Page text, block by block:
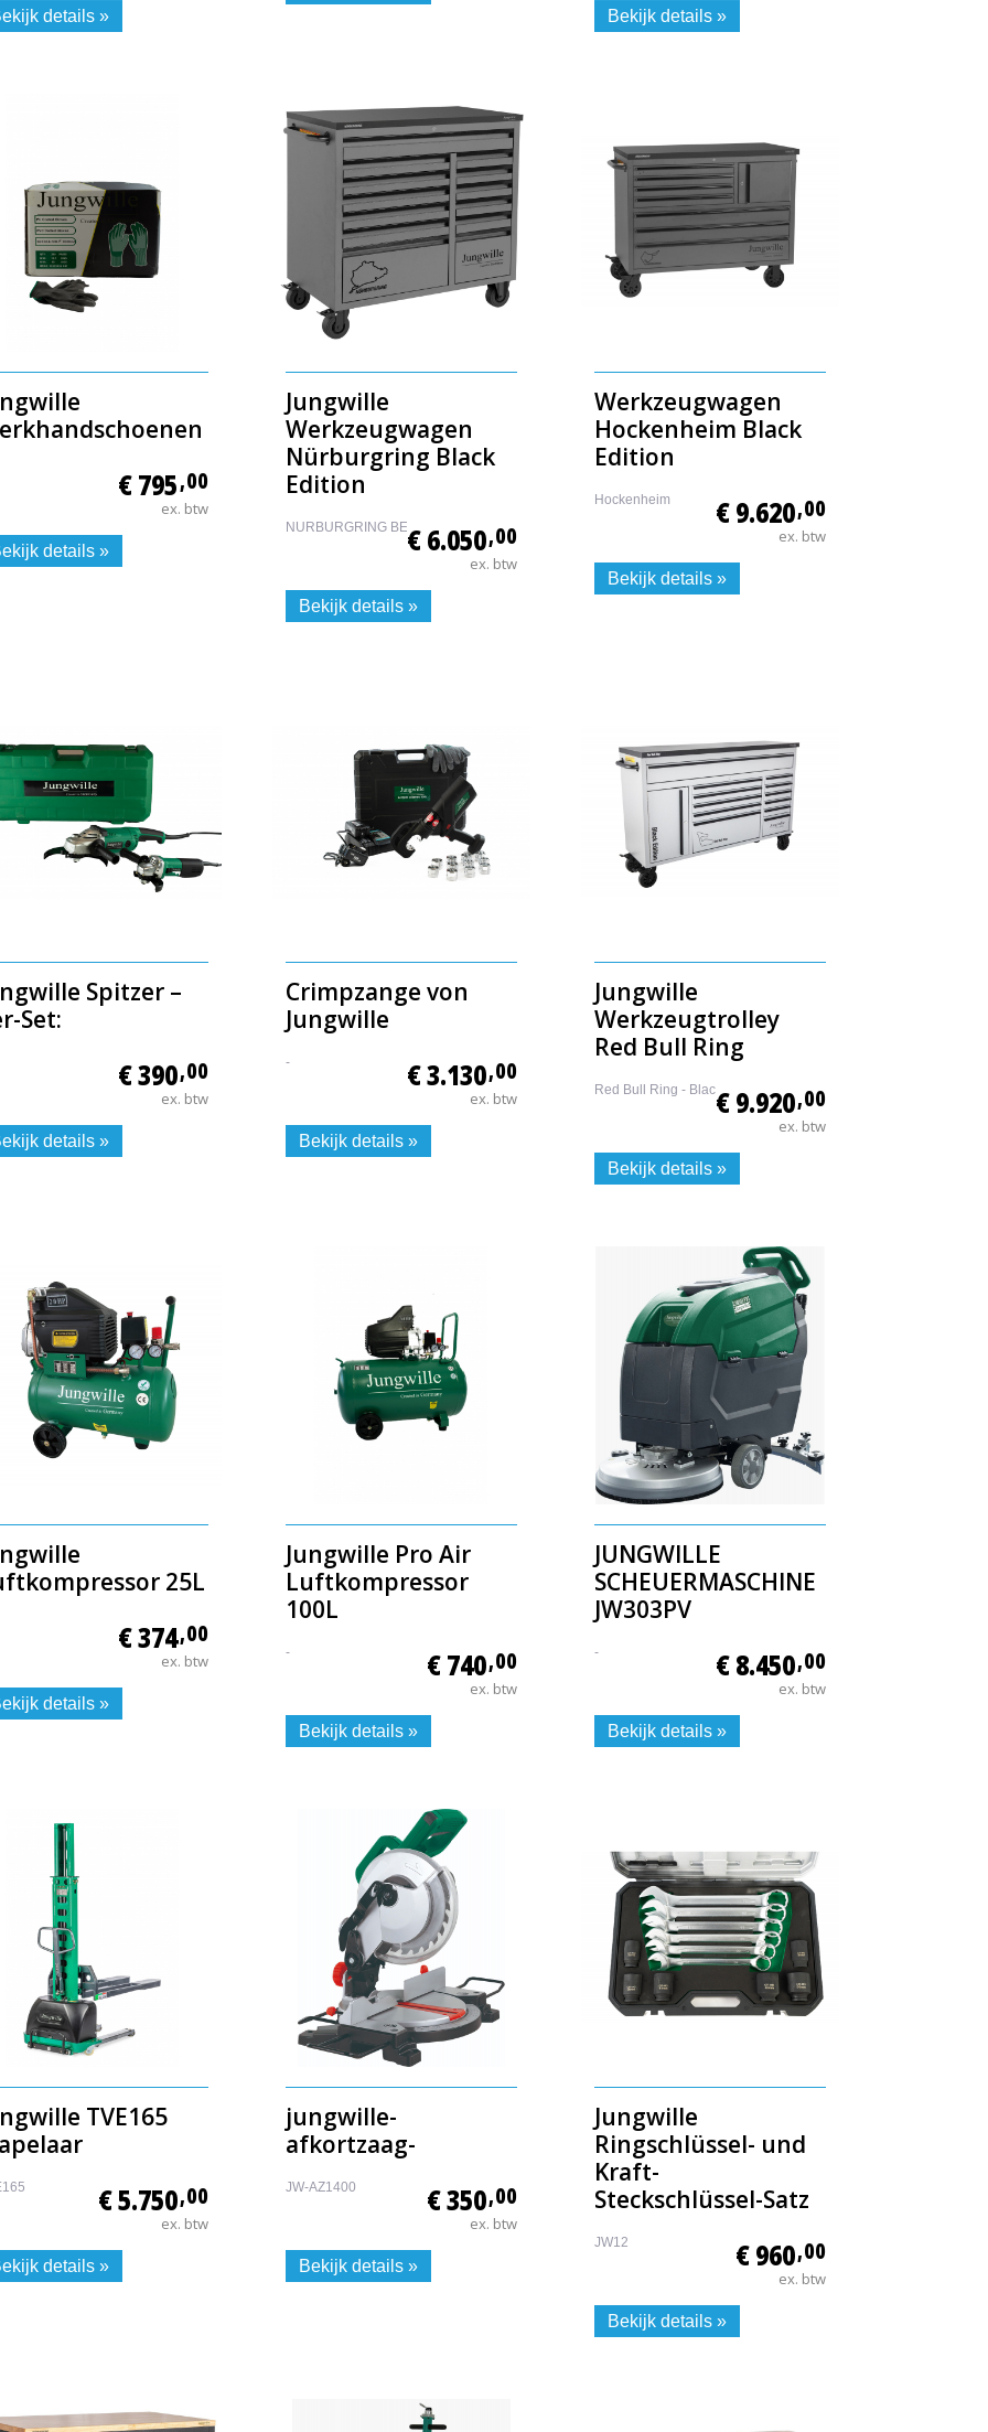
details » Bekijk details »
€ 795,00
ex. btw
details »
Jungwille
Werkzeugwagen
Nürburgring Black
Edition
NURBURGRING BE€ 6.050,00
ex. btw
Bekijk details »
Werkzeugwagen
Hockenheim Black
Edition
Hockenheim € 9.620,00
ex. btw
Bekijk details »
Spitzer –
Set:
€ 390,00
ex. btw
details »
Crimpzange von
Jungwille
- € 3.130,00
ex. btw
Bekijk details »
Jungwille
Werkzeugtrolley
Red Bull Ring
Red Bull Ring - Black Edition
€ 9.920,00
ex. btw
Bekijk details »
25L
€ 374,00
ex. btw
details »
Jungwille Pro Air
Luftkompressor
100L
- € 740,00
ex. btw
Bekijk details »
JUNGWILLE
SCHEUERMASCHINE
JW303PV
- € 8.450,00
ex. btw
Bekijk details »
TVE165
€ 5.750,00
ex. btw
details »
jungwille-
afkortzaag-
JW-AZ1400 € 350,00
ex. btw
Bekijk details »
Jungwille
Ringschlüssel- und
Kraft-
Steckschlüssel-Satz
JW12 € 960,00
ex. btw
Bekijk details »